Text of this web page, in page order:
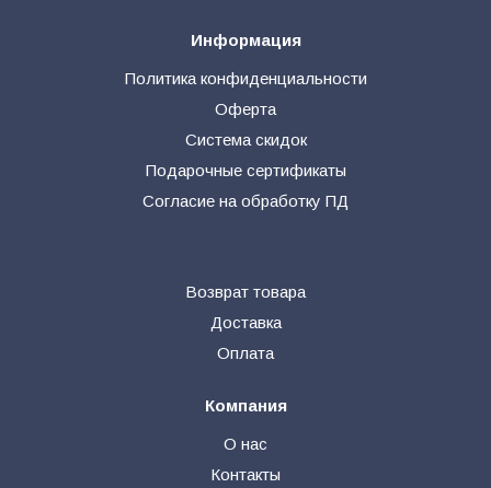
Информация
Политика конфиденциальности
Оферта
Система скидок
Подарочные сертификаты
Согласие на обработку ПД
Возврат товара
Доставка
Оплата
Компания
О нас
Контакты